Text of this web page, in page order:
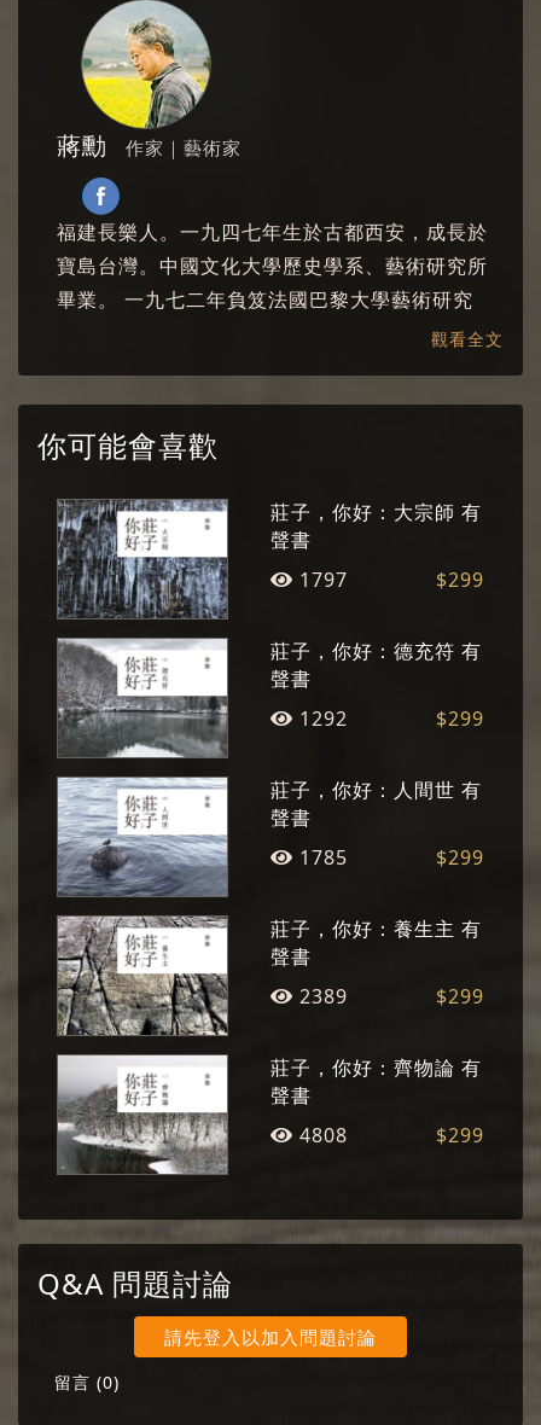
最深處，時時會出來和你對話。
所以，21世紀下的你我，還能靜下來聽一聽古老
的故事嗎？
蔣勳 作家｜藝術家
福建長樂人。一九四七年生於古都西安，成長於
寶島台灣。中國文化大學歷史學系、藝術研究所
畢業。 一九七二年負笈法國巴黎大學藝術研究
所，一九七六年返台。曾任《雄獅美術》月刊主
主任等，先後執教於臺灣多所知名學府。 現專事
寫作、繪畫、藝術美學研究推廣，曾與趨勢教育
基金會執行長陳怡蓁共同主持中廣《藝文Fun輕
鬆》節目，長年以佈道的心情傳播對美的感動。
個展與聯展遍及各地，著作有詩集、散文、小
說、藝術史、美學專論、畫冊、有聲書等數十
種，作品多次獲獎。
觀看全文
你可能會喜歡
莊子，你好：大宗師 有
聲書
1797
$299
莊子，你好：德充符 有
聲書
1292
$299
莊子，你好：人間世 有
聲書
1785
$299
莊子，你好：養生主 有
聲書
2389
$299
莊子，你好：齊物論 有
聲書
4808
$299
Q&A 問題討論
請先登入以加入問題討論
留言 (0)